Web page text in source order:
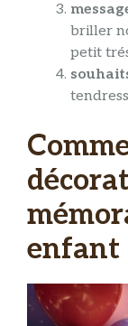
briller
petit
enfant